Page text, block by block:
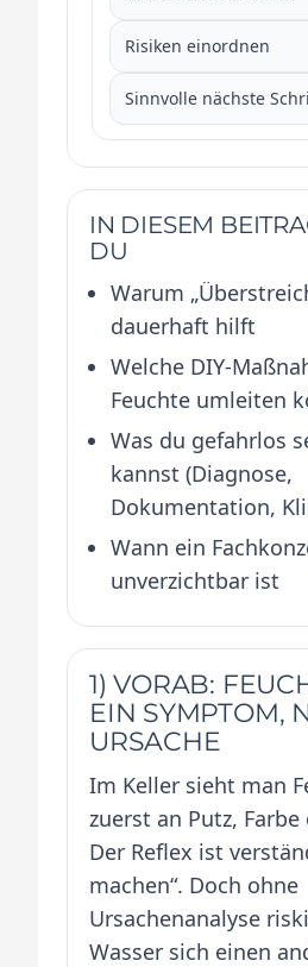
Risiken einordnen
Sinnvolle nächste
IN DIESEM
DU
Warum
dauerhaft hilft
Welche DIY-
Feuchte umleiten
Was du gefahrlos
kannst (Diagnose,
Dokumentation,
Wann ein
unverzichtbar ist
1) VORAB:
EIN SYMPTOM,
URSACHE
Im Keller sieht man
zuerst an Putz,
Der Reflex ist
machen“. Doch ohne
Ursachenanalyse
Wasser sich einen